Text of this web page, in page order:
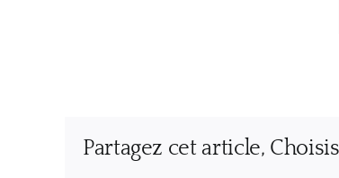
Partagez cet article,